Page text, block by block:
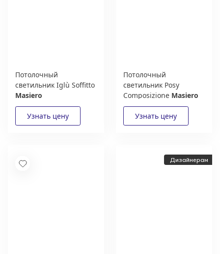
Потолочный
светильник Iglù Soffitto
Masiero
Потолочный
светильник Posy
Composizione Masiero
Дизайнерам